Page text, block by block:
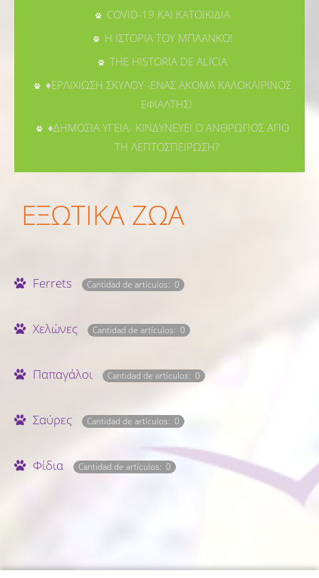
COVID-19 ΚΑΙ ΚΑΤΟΙΚΙΔΙΑ
Η ΙΣΤΟΡΙΑ ΤΟΥ ΜΠΛΑΝΚΟ!
THE HISTORIA DE ALICIA
♦ΕΡΛΙΧΙΩΣΗ ΣΚΥΛΟΥ -ΕΝΑΣ ΑΚΟΜΑ ΚΑΛΟΚΑΙΡΙΝΟΣ
ΕΦΙΑΛΤΗΣ!
♦ΔΗΜΟΣΙΑ ΥΓΕΙΑ- ΚΙΝΔΥΝΕΥΕΙ Ο ΑΝΘΡΩΠΟΣ ΑΠΟ
ΤΗ ΛΕΠΤΟΣΠΕΙΡΩΣΗ?
ΕΞΩΤΙΚΑ ΖΩΑ
Ferrets Cantidad de artículos: 0
Χελώνες Cantidad de artículos: 0
Παπαγάλοι Cantidad de artículos: 0
Σαύρες Cantidad de artículos: 0
Φίδια Cantidad de artículos: 0